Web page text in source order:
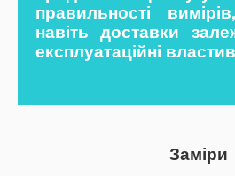
правильності
навіть доставки
експлуатаційні
Заміри